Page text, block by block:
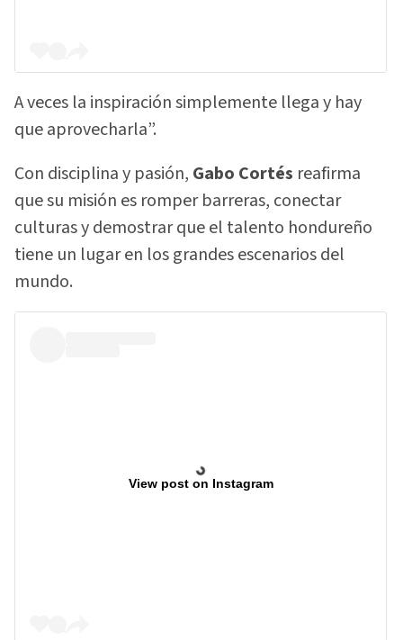
A veces la inspiración simplemente llega y hay
que aprovecharla”.
Con disciplina y pasión, Gabo Cortés reafirma
que su misión es romper barreras, conectar
culturas y demostrar que el talento hondureño
tiene un lugar en los grandes escenarios del
mundo.
View post on Instagram